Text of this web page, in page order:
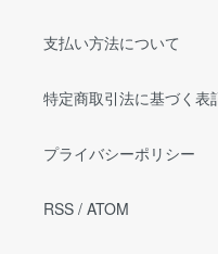
支払い方法について
特定商取引法に基づく表
プライバシーポリシー
RSS / ATOM